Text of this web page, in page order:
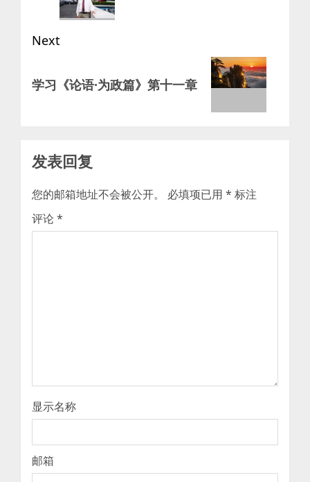
Next
post:
学习《论语·为政篇》第十一章
发表回复
您的邮箱地址不会被公开。 必填项已用 * 标注
评论*
显示名称
邮箱